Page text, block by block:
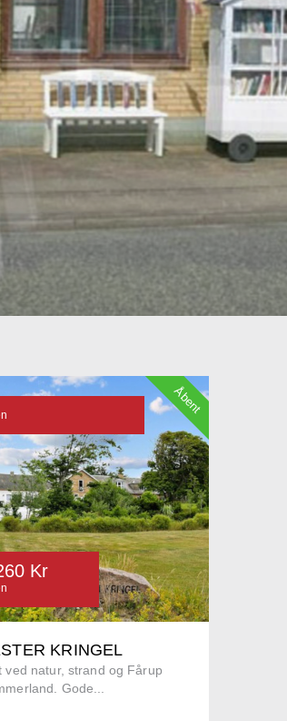
KRINGEL
natur, strand og Fårup
Gode...
Kr
Åbent